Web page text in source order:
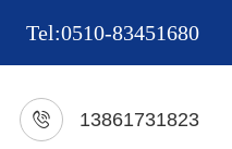
Tel:0510-83451680
13861731823